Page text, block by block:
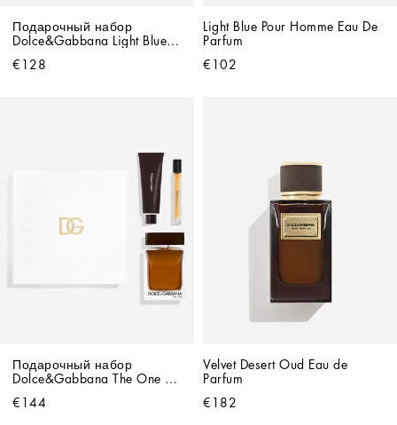
Подарочный набор
Dolce&Gabbana Light Blue
€128
Light Blue Pour Homme Eau De
Parfum
€102
Подарочный набор
Dolce&Gabbana The One
€144
Velvet Desert Oud Eau de
Parfum
€182